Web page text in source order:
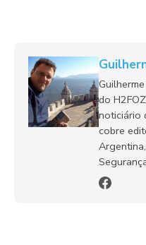
do
noticiário
cobre